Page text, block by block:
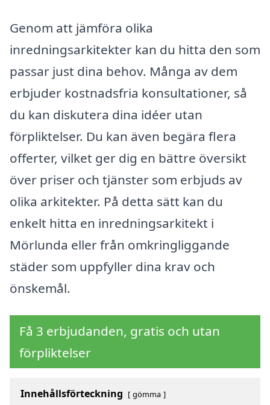
Genom att jämföra olika
inredningsarkitekter kan du hitta den som
passar just dina behov. Många av dem
erbjuder kostnadsfria konsultationer, så
du kan diskutera dina idéer utan
förpliktelser. Du kan även begära flera
offerter, vilket ger dig en bättre översikt
över priser och tjänster som erbjuds av
olika arkitekter. På detta sätt kan du
enkelt hitta en inredningsarkitekt i
Mörlunda eller från omkringliggande
städer som uppfyller dina krav och
önskemål.
Få 3 erbjudanden, gratis och utan
förpliktelser
Innehållsförteckning gömma